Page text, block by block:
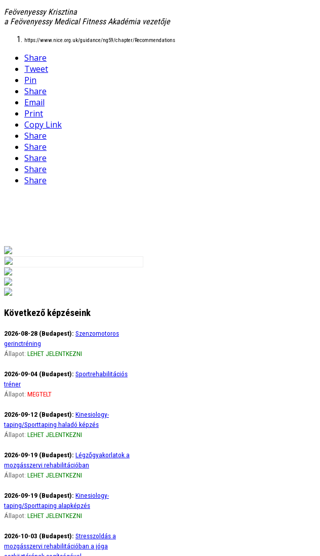
Feövenyessy Krisztina
a Feövenyessy Medical Fitness Akadémia vezetője
https://www.nice.org.uk/guidance/ng59/chapter/Recommendations
Share
Tweet
Pin
Share
Email
Print
Copy Link
Share
Share
Share
Share
Share
Következő képzéseink
2026-08-28 (Budapest): Szenzomotoros
gerinctréning
Állapot: LEHET JELENTKEZNI
2026-09-04 (Budapest): Sportrehabilitációs
tréner
Állapot: MEGTELT
2026-09-12 (Budapest): Kinesiology-
taping/Sporttaping haladó képzés
Állapot: LEHET JELENTKEZNI
2026-09-19 (Budapest): Légzőgyakorlatok a
mozgásszervi rehabilitációban
Állapot: LEHET JELENTKEZNI
2026-09-19 (Budapest): Kinesiology-
taping/Sporttaping alapképzés
Állapot: LEHET JELENTKEZNI
2026-10-03 (Budapest): Stresszoldás a
mozgásszervi rehabilitációban a jóga